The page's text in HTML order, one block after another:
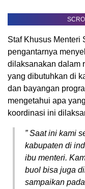
Staf Khusus Menteri
pengantarnya
dilaksanakan dalam
yang dibutuhkan di
dan bayangan
mengetahui apa
koordinasi ini
” Saat ini kami
kabupaten di
ibu menteri.
buol bisa juga
sampaikan